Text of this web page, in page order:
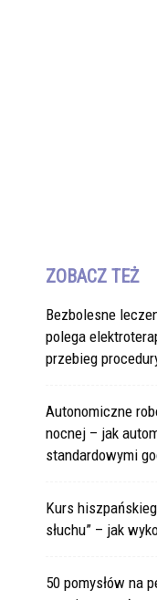
ZOBACZ TEŻ
Bezbolesne
polega
przebieg
Autonomiczne
nocnej – jak
standardowymi
Kurs
słuchu” – jak
50 pomysłów na